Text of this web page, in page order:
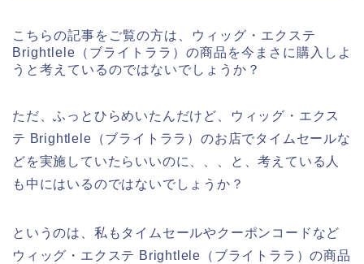
こちらの記事をご覧の方は、ウィッグ・エクステ
Brightlele（ブライトララ）の商品を今まさに購入しよ
うと考えているのではないでしょうか？
ただ、ふっとひらめいたんだけど、ウィッグ・エクス
テ Brightlele（ブライトララ）のお店でタイムセールな
どを実施していたらいいのに、、、と、考えている人
も中にはいるのではないでしょうか？
というのは、私もタイムセールやクーポンコードなど
ウィッグ・エクステ Brightlele（ブライトララ）の商品